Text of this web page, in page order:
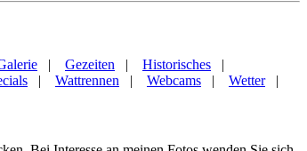
| Gezeiten | Historisches |
| Wattrennen | Webcams | Wetter|